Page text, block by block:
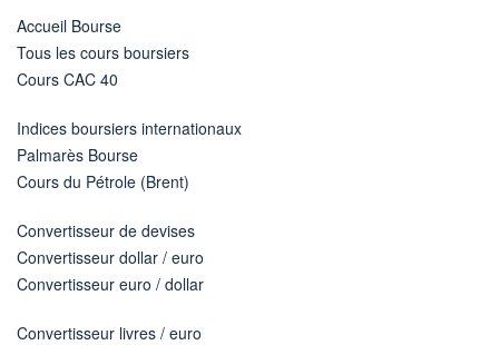
Accueil Bourse
Tous les cours boursiers
Cours CAC 40
Indices boursiers internationaux
Palmarès Bourse
Cours du Pétrole (Brent)
Convertisseur de devises
Convertisseur dollar / euro
Convertisseur euro / dollar
Convertisseur livres / euro